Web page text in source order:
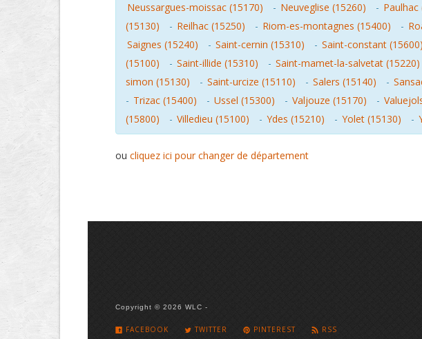
Neussargues-moissac (15170)
- Neuveglise (15260) - Paulhac
(15130)
- Reilhac (15250) - Riom-es-montagnes (15400) -
Saignes (15240)
- Saint-cernin (15310) - Saint-constant (15600)
(15100)
- Saint-illide (15310) - Saint-mamet-la-salvetat (15220)
simon (15130)
- Saint-urcize (15110) - Salers (15140) -
- Trizac (15400) - Ussel (15300) - Valjouze (15170) -
(15800)
- Villedieu (15100) - Ydes (15210) - Yolet (15130) -
ou cliquez ici pour changer de département
Copyright © 2026 WLC -
FACEBOOK TWITTER PINTEREST RSS